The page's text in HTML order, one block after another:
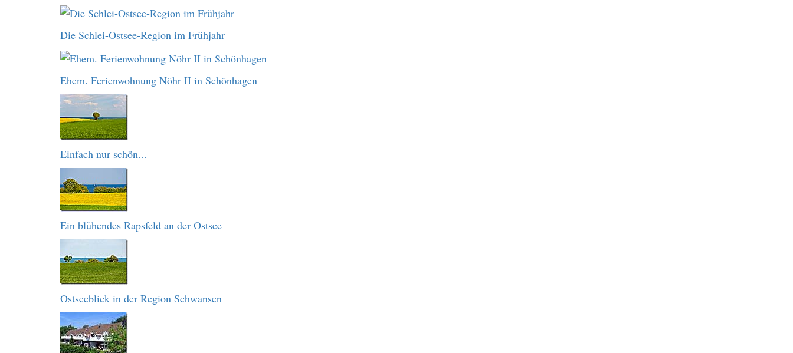
Die Schlei-Ostsee-Region im Frühjahr
Ehem. Ferienwohnung Nöhr II in Schönhagen
Einfach nur schön...
Ein blühendes Rapsfeld an der Ostsee
Ostseeblick in der Region Schwansen